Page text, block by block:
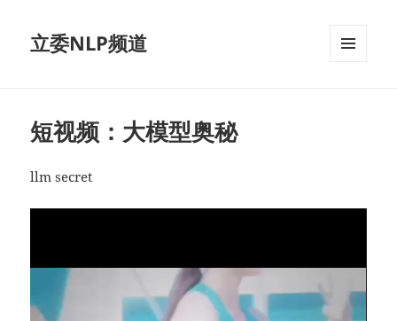
立委NLP频道
短视频：大模型奥秘
llm secret
器